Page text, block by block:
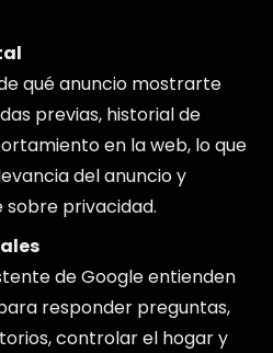
qué anuncio mostrarte
previas, historial de
en la web, lo que
del anuncio y
privacidad.
de Google entienden
responder preguntas,
controlar el hogar y